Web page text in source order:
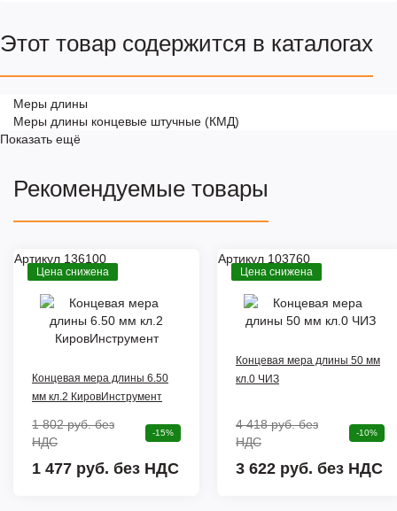
Этот товар содержится в каталогах
Меры длины
Меры длины концевые штучные (КМД)
Показать ещё
Рекомендуемые товары
Артикул 136100
Цена снижена
Концевая мера длины 6.50
мм кл.2 КировИнструмент
1 802 руб.без
НДС
-15%
1 477 руб. без НДС
Артикул 103760
Цена снижена
Концевая мера длины 50 мм
кл.0 ЧИЗ
4 418 руб.без
НДС
-10%
3 622 руб. без НДС